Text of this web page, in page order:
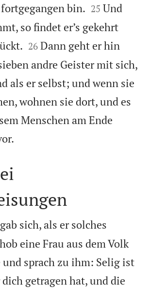
bin. 

25 Und
so findet er’s gekehrt


26 Dann geht er hin
andre Geister mit sich,
als er selbst; und wenn sie
wohnen sie dort, und es
Menschen am Ende
sich, als er solches
eine Frau aus dem Volk
sprach zu ihm: Selig ist
dich getragen hat, und die